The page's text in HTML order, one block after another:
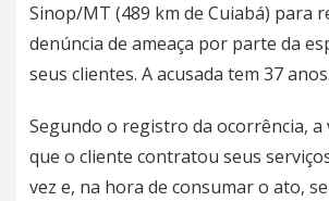
Sinop/MT (489 km de Cuiabá) para
denúncia de ameaça por parte da
seus clientes. A acusada tem 37 anos.
Segundo o registro da ocorrência, a
que o cliente contratou seus
vez e, na hora de consumar o ato,